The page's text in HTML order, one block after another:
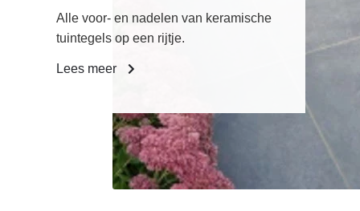
Alle voor- en nadelen van keramische
tuintegels op een rijtje.
Lees meer